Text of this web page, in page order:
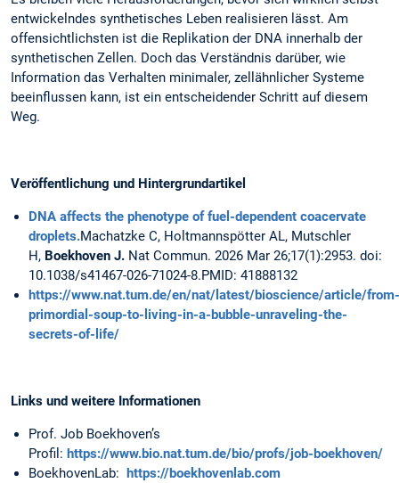
entwickelndes synthetisches Leben realisieren lässt. Am
offensichtlichsten ist die Replikation der DNA innerhalb der
synthetischen Zellen. Doch das Verständnis darüber, wie
Information das Verhalten minimaler, zellähnlicher Systeme
beeinflussen kann, ist ein entscheidender Schritt auf diesem
Weg.
Veröffentlichung und Hintergrundartikel
DNA affects the phenotype of fuel-dependent coacervate
droplets.Machatzke C, Holtmannspötter AL, Mutschler
H, Boekhoven J. Nat Commun. 2026 Mar 26;17(1):2953. doi:
10.1038/s41467-026-71024-8.PMID: 41888132
https://www.nat.tum.de/en/nat/latest/bioscience/article/from-
primordial-soup-to-living-in-a-bubble-unraveling-the-
secrets-of-life/
Links und weitere Informationen
Prof. Job Boekhoven’s
Profil: https://www.bio.nat.tum.de/bio/profs/job-boekhoven/
BoekhovenLab: https://boekhovenlab.com